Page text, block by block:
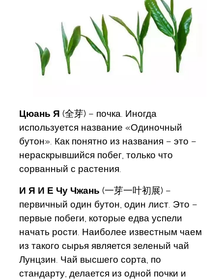
Цюань Я (全芽) – почка. Иногда
используется название «Одиночный
бутон». Как понятно из названия – это –
нераскрывшийся побег, только что
сорванный с растения.
И Я И Е Чу Чжань (一芽一叶初展) –
первичный один бутон, один лист. Это –
первые побеги, которые едва успели
начать рости. Наиболее известным чаем
из такого сырья является зеленый чай
Лунцзин. Чай высшего сорта, по
стандарту, делается из одной почки и